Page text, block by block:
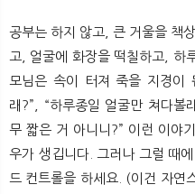
공부는 하지 않고, 큰 거울을 책
고, 얼굴에 화장을 떡칠하고, 하
모님은 속이 터져 죽을 지경이
래?”, “하루종일 얼굴만 쳐다볼
무 짧은 거 아니니?” 이런 이야
우가 생깁니다. 그러나 그럴 때
드 컨트롤을 하세요. (이건 자연